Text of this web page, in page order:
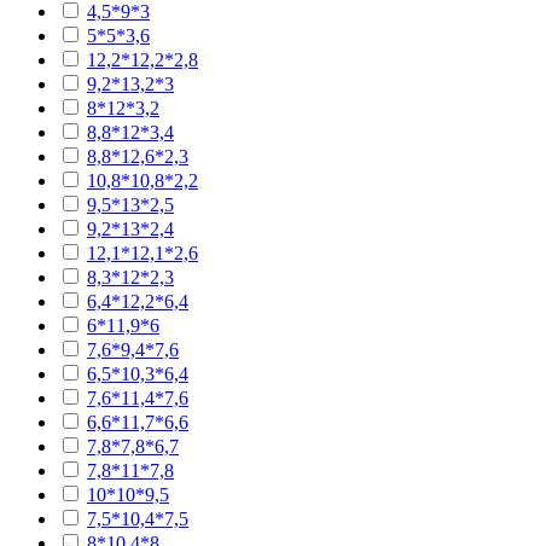
4,5*9*3
5*5*3,6
12,2*12,2*2,8
9,2*13,2*3
8*12*3,2
8,8*12*3,4
8,8*12,6*2,3
10,8*10,8*2,2
9,5*13*2,5
9,2*13*2,4
12,1*12,1*2,6
8,3*12*2,3
6,4*12,2*6,4
6*11,9*6
7,6*9,4*7,6
6,5*10,3*6,4
7,6*11,4*7,6
6,6*11,7*6,6
7,8*7,8*6,7
7,8*11*7,8
10*10*9,5
7,5*10,4*7,5